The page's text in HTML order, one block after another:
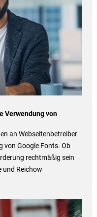
Verwendung von
an Webseitenbetreiber
von Google Fonts. Ob
rechtmäßig sein
und Reichow